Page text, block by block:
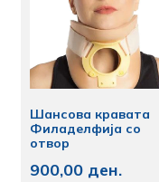
Шансова кравата
Филаделфија со
отвор
900,00 ден.